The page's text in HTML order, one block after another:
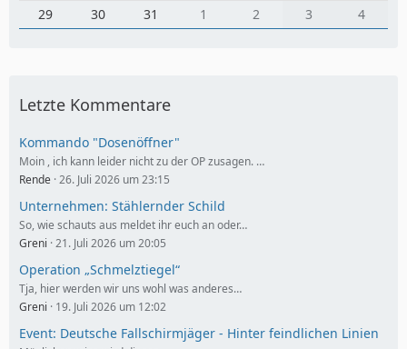
29
30 31 1 2 3 4
Letzte Kommentare
Kommando "Dosenöffner"
Moin , ich kann leider nicht zu der OP zusagen. …
Rende 26. Juli 2026 um 23:15
Unternehmen: Stählernder Schild
So, wie schauts aus meldet ihr euch an oder…
Greni 21. Juli 2026 um 20:05
Operation „Schmelztiegel“
Tja, hier werden wir uns wohl was anderes…
Greni
19. Juli 2026 um 12:02
Event: Deutsche Fallschirmjäger - Hinter feindlichen Linien